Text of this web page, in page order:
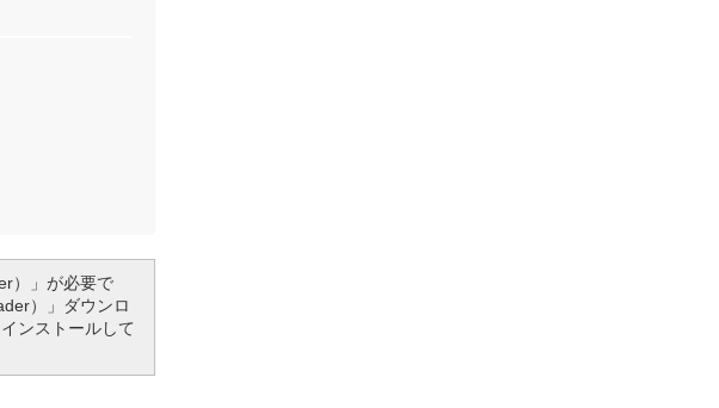
）」が必要で
）」ダウンロ
ンストールして